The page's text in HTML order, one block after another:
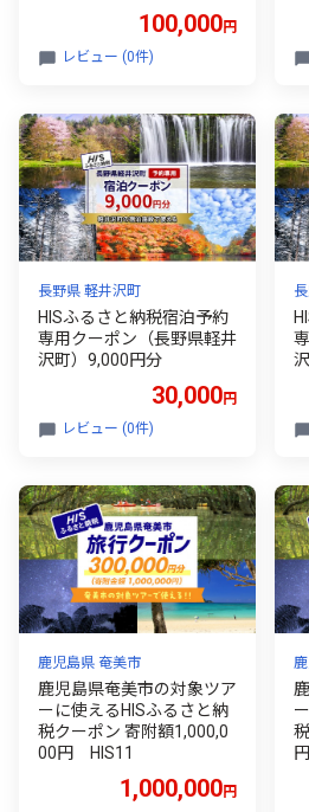
100,000円
レビュー (0件)
長野県 軽井沢町
HISふるさと納税宿泊予約
専用クーポン（長野県軽井
沢町）9,000円分
30,000円
レビュー (0件)
鹿児島県 奄美市
鹿児島県奄美市の対象ツア
ーに使えるHISふるさと納
税クーポン 寄附額1,000,0
00円 HIS11
1,000,000円